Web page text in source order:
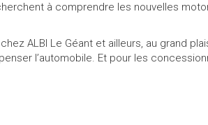
à comprendre les nouvelles
ALBI Le Géant et ailleurs, au grand
l’automobile. Et pour les